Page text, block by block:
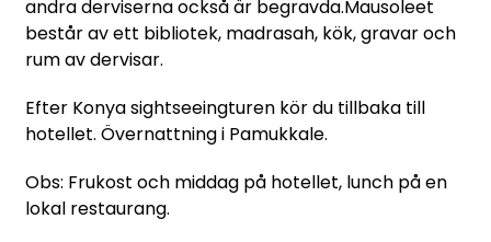
andra derviserna också är begravda.Mausoleet
består av ett bibliotek, madrasah, kök, gravar och
rum av dervisar.
Efter Konya sightseeingturen kör du tillbaka till
hotellet. Övernattning i Pamukkale.
Obs: Frukost och middag på hotellet, lunch på en
lokal restaurang.